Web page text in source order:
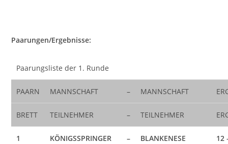
Paarungen/Ergebnisse:
Paarungsliste der 1. Runde
PAARN MANNSCHAFT – MANNSCHAFT
BRETT TEILNEHMER – TEILNEHMER
1 KÖNIGSSPRINGER – BLANKENESE 12